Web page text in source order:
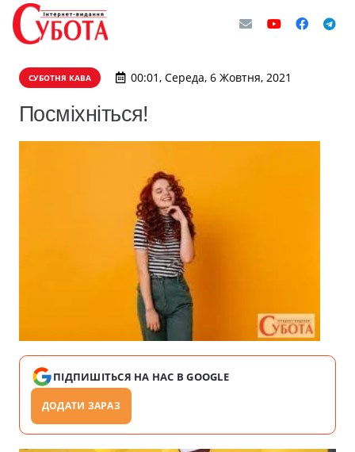
СУБОТНЯ КАВА 00:01, Середа, 6 Жовтня, 2021
Посміхніться!
ПІДПИШІТЬСЯ НА НАС В GOOGLE
ДОДАТИ ЗАРАЗ